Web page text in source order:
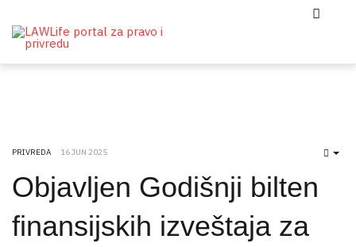
PRIVREDA 16 JUN 2025
Objavljen Godišnji bilten
finansijskih izveštaja za